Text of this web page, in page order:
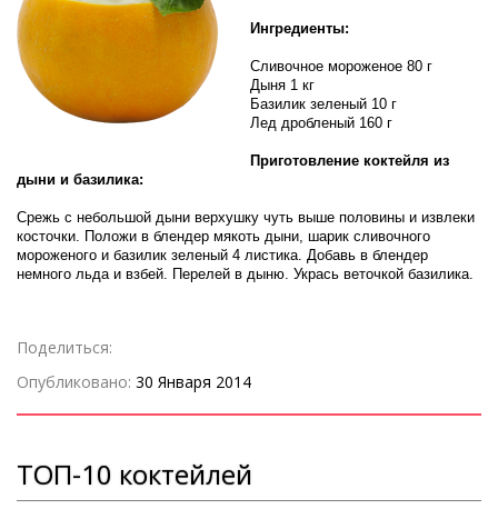
Ингредиенты:
Сливочное мороженое 80 г
Дыня 1 кг
Базилик зеленый 10 г
Лед дробленый 160 г
Приготовление коктейля из
дыни и базилика:
Срежь с небольшой дыни верхушку чуть выше половины и извлеки
косточки. Положи в блендер мякоть дыни, шарик сливочного
мороженого и базилик зеленый 4 листика. Добавь в блендер
немного льда и взбей. Перелей в дыню. Укрась веточкой базилика.
Поделиться:
Опубликовано: 30 Января 2014
ТОП-10 коктейлей